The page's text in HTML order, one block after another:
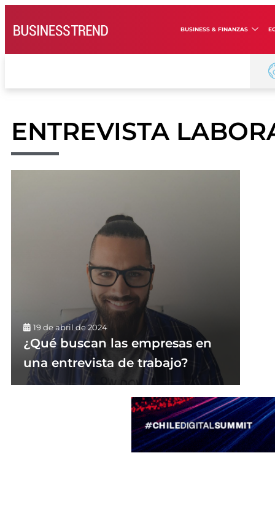
BUSINESS & FINANZAS
ENTREVISTA
19 de abril de 2024
¿Qué buscan las empresas en
una entrevista de trabajo?